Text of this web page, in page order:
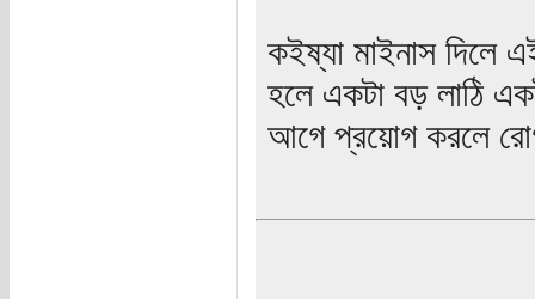
কইষ্যা মাইনাস দিলে
হলে একটা বড় লাঠি
আগে প্রয়োগ করলে